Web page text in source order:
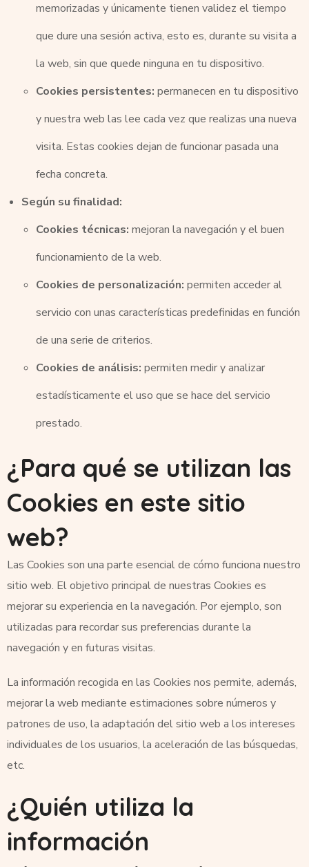
memorizadas y únicamente tienen validez el tiempo
que dure una sesión activa, esto es, durante su visita a
la web, sin que quede ninguna en tu dispositivo.
Cookies persistentes: permanecen en tu dispositivo
y nuestra web las lee cada vez que realizas una nueva
visita. Estas cookies dejan de funcionar pasada una
fecha concreta.
Según su finalidad:
Cookies técnicas: mejoran la navegación y el buen
funcionamiento de la web.
Cookies de personalización: permiten acceder al
servicio con unas características predefinidas en función
de una serie de criterios.
Cookies de análisis: permiten medir y analizar
estadísticamente el uso que se hace del servicio
prestado.
¿Para qué se utilizan las
Cookies en este sitio
web?
Las Cookies son una parte esencial de cómo funciona nuestro
sitio web. El objetivo principal de nuestras Cookies es
mejorar su experiencia en la navegación. Por ejemplo, son
utilizadas para recordar sus preferencias durante la
navegación y en futuras visitas.
La información recogida en las Cookies nos permite, además,
mejorar la web mediante estimaciones sobre números y
patrones de uso, la adaptación del sitio web a los intereses
individuales de los usuarios, la aceleración de las búsquedas,
etc.
¿Quién utiliza la
información